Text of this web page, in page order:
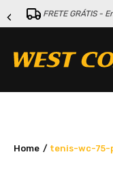
FRETE GRÁTIS -
tenis-wc-